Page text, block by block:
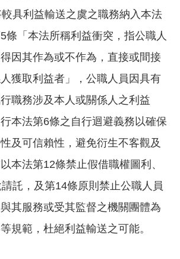
具利益輸送之虞之職務納入本法
條「本法所稱利益衝突，指公職人
因其作為或不作為，直接或間接
獲取利益者」，公職人員因具有
職務涉及本人或關係人之利益
本法第6條之自行迴避義務以確保
及可信賴性，避免衍生不客觀及
本法第12條禁止假借職權圖利、
託，及第14條原則禁止公職人員
其服務或受其監督之機關團體為
規範，杜絕利益輸送之可能。